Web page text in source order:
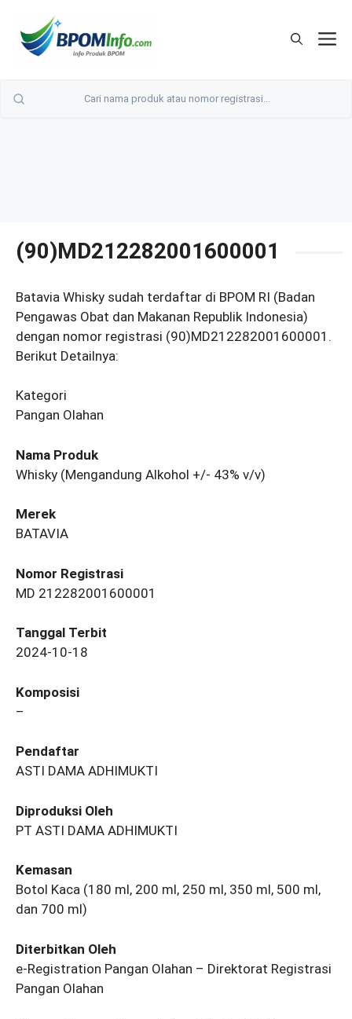
(90)MD212282001600001
Batavia Whisky sudah terdaftar di BPOM RI (Badan
Pengawas Obat dan Makanan Republik Indonesia)
dengan nomor registrasi (90)MD212282001600001.
Berikut Detailnya:
Kategori
Pangan Olahan
Nama Produk
Whisky (Mengandung Alkohol +/- 43% v/v)
Merek
BATAVIA
Nomor Registrasi
MD 212282001600001
Tanggal Terbit
2024-10-18
Komposisi
–
Pendaftar
ASTI DAMA ADHIMUKTI
Diproduksi Oleh
PT ASTI DAMA ADHIMUKTI
Kemasan
Botol Kaca (180 ml, 200 ml, 250 ml, 350 ml, 500 ml,
dan 700 ml)
Diterbitkan Oleh
e-Registration Pangan Olahan – Direktorat Registrasi
Pangan Olahan